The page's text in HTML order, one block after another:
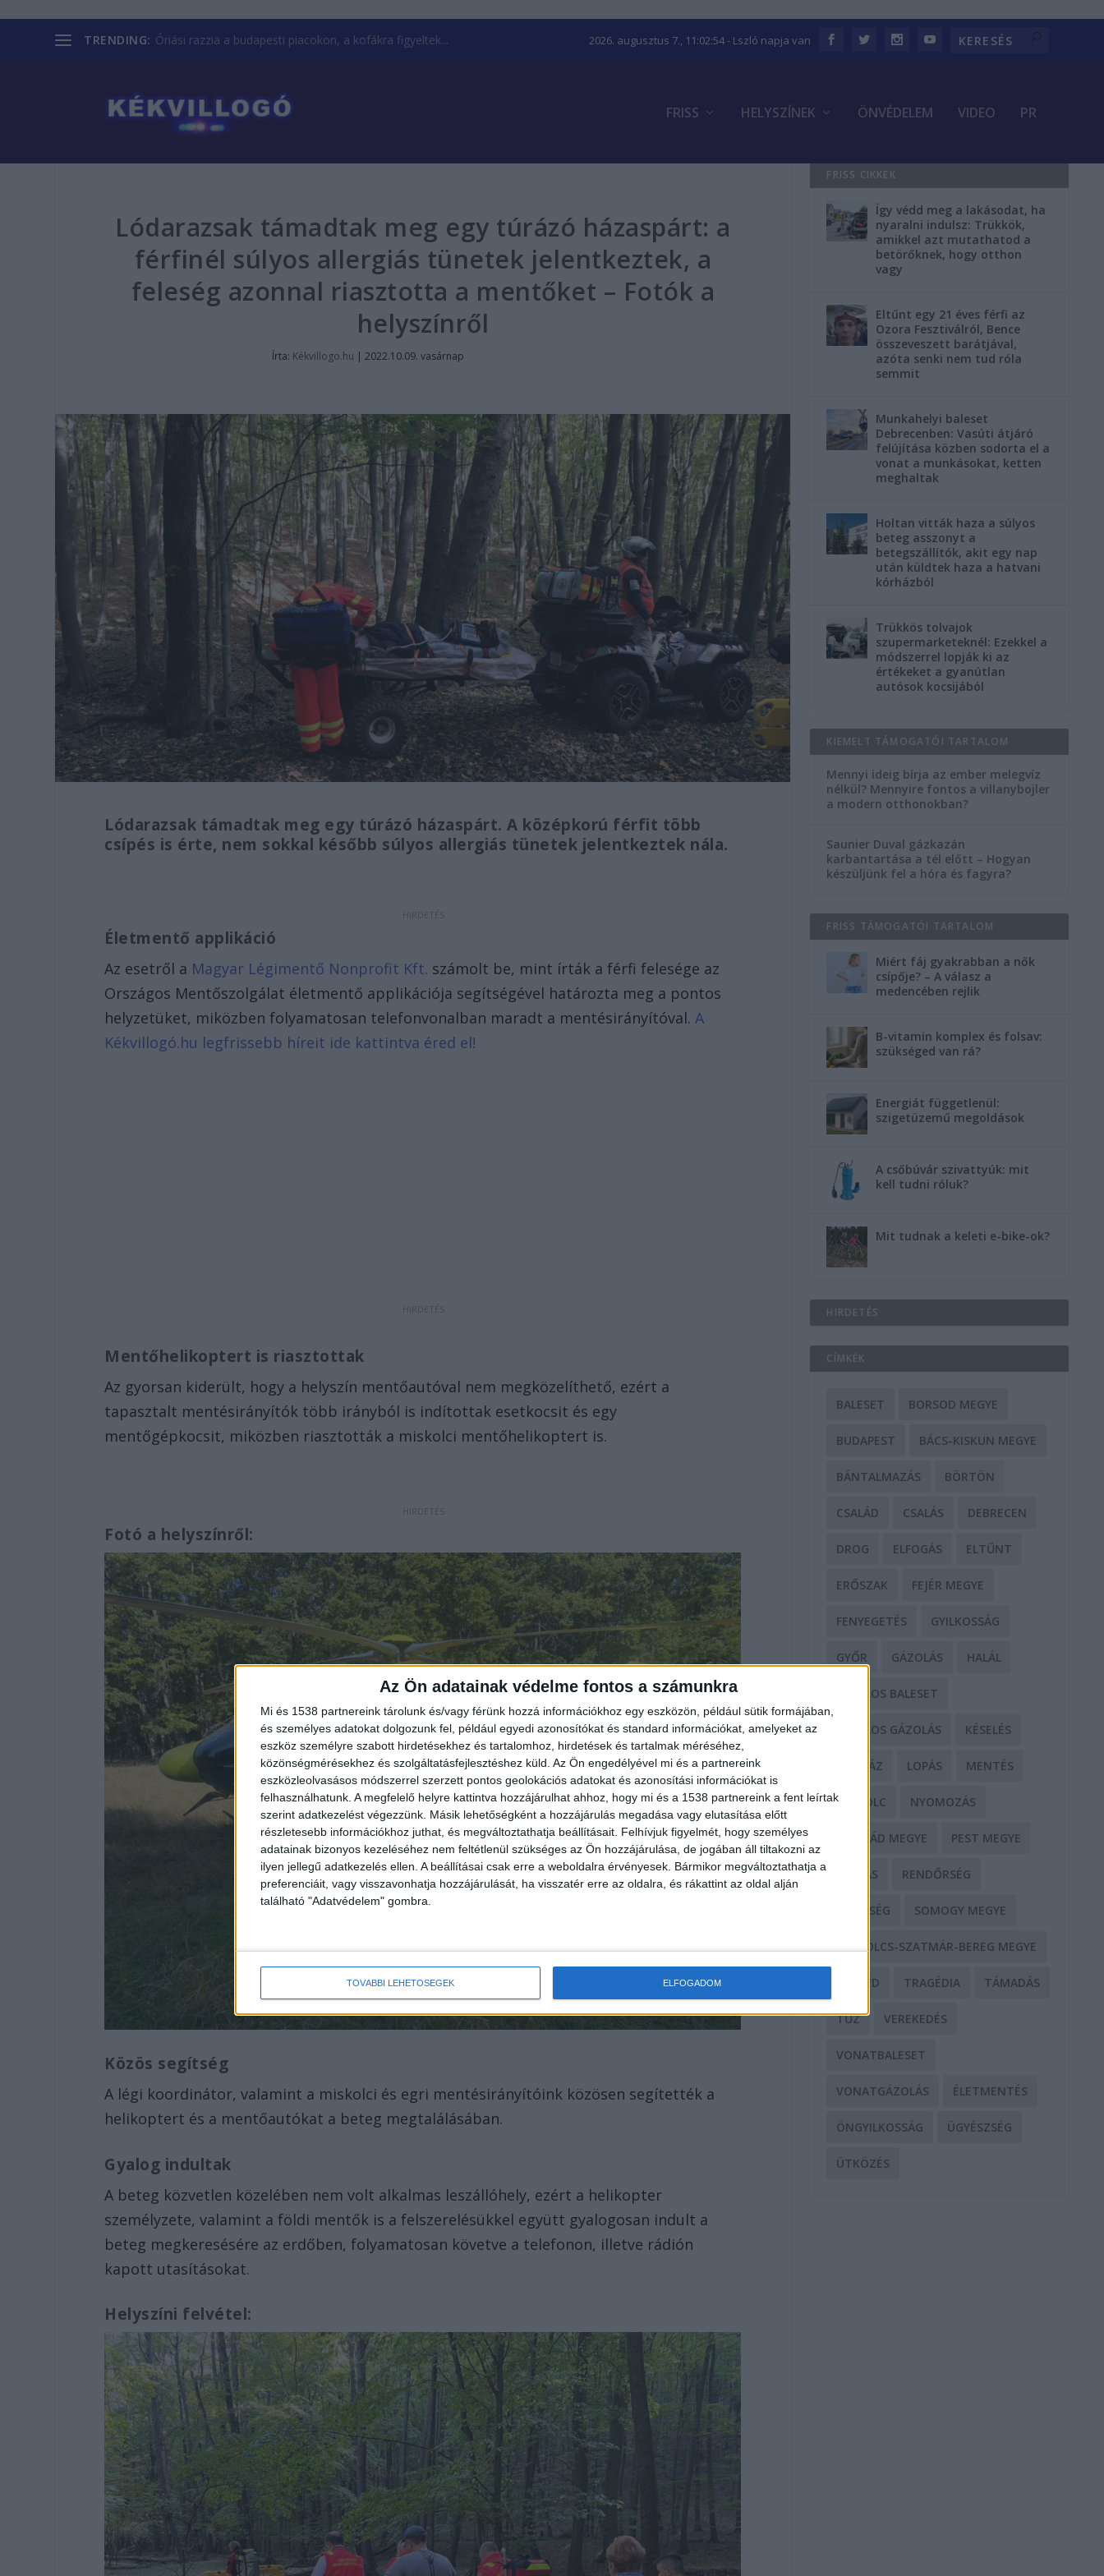
Az Ön adatainak védelme fontos a számunkra
Mi és 1538 partnereink tárolunk és/vagy férünk hozzá információkhoz egy eszközön, például sütik formájában,
és személyes adatokat dolgozunk fel, például egyedi azonosítókat és standard információkat, amelyeket az
eszköz személyre szabott hirdetésekhez és tartalomhoz, hirdetések és tartalmak méréséhez,
közönségmérésekhez és szolgáltatásfejlesztéshez küld. Az Ön engedélyével mi és a partnereink
eszközleolvasásos módszerrel szerzett pontos geolokációs adatokat és azonosítási információkat is
felhasználhatunk. A megfelelő helyre kattintva hozzájárulhat ahhoz, hogy mi és a 1538 partnereink a fent leírtak
szerint adatkezelést végezzünk. Másik lehetőségként a hozzájárulás megadása vagy elutasítása előtt
részletesebb információkhoz juthat, és megváltoztathatja beállításait. Felhívjuk figyelmét, hogy személyes
adatainak bizonyos kezeléséhez nem feltétlenül szükséges az Ön hozzájárulása, de jogában áll tiltakozni az
ilyen jellegű adatkezelés ellen. A beállításai csak erre a weboldalra érvényesek. Bármikor megváltoztathatja a
preferenciáit, vagy visszavonhatja hozzájárulását, ha visszatér erre az oldalra, és rákattint az oldal alján
található "Adatvédelem" gombra.
TOVÁBBI LEHETŐSÉGEK ELFOGADOM
TRENDING: Óriási razzia a budapesti piacokon, a kofákra figyeltek... 2026. augusztus 7., 11:02:55- Lszló napja van
FRISS HELYSZÍNEK ÖNVÉDELEM VIDEO PR
Lódarazsak támadtak meg egy túrázó házaspárt: a
férfinél súlyos allergiás tünetek jelentkeztek, a
feleség azonnal riasztotta a mentőket – Fotók a
helyszínről
Írta: Kékvillogo.hu |2022.10.09. vasárnap
Lódarazsak támadtak meg egy túrázó házaspárt. A középkorú férfit több
csípés is érte, nem sokkal később súlyos allergiás tünetek jelentkeztek nála.
Életmentő applikáció
Az esetről a Magyar Légimentő Nonprofit Kft. számolt be, mint írták a férfi felesége az
Országos Mentőszolgálat életmentő applikációja segítségével határozta meg a pontos
helyzetüket, miközben folyamatosan telefonvonalban maradt a mentésirányítóval. A
Kékvillogó.hu legfrissebb híreit ide kattintva éred el!
Mentőhelikoptert is riasztottak
Az gyorsan kiderült, hogy a helyszín mentőautóval nem megközelíthető, ezért a
tapasztalt mentésirányítók több irányból is indítottak esetkocsit és egy
mentőgépkocsit, miközben riasztották a miskolci mentőhelikoptert is.
Fotó a helyszínről:
Közös segítség
A légi koordinátor, valamint a miskolci és egri mentésirányítóink közösen segítették a
helikoptert és a mentőautókat a beteg megtalálásában.
Gyalog indultak
A beteg közvetlen közelében nem volt alkalmas leszállóhely, ezért a helikopter
személyzete, valamint a földi mentők is a felszerelésükkel együtt gyalogosan indult a
beteg megkeresésére az erdőben, folyamatosan követve a telefonon, illetve rádión
kapott utasításokat.
Helyszíni felvétel:
FRISS CIKKEK
Így védd meg a lakásodat, ha
nyaralni indulsz: Trükkök,
amikkel azt mutathatod a
betörőknek, hogy otthon
vagy
Eltűnt egy 21 éves férfi az
Ozora Fesztiválról, Bence
összeveszett barátjával,
azóta senki nem tud róla
semmit
Munkahelyi baleset
Debrecenben: Vasúti átjáró
felújítása közben sodorta el a
vonat a munkásokat, ketten
meghaltak
Holtan vitták haza a súlyos
beteg asszonyt a
betegszállítók, akit egy nap
után küldtek haza a hatvani
kórházból
Trükkös tolvajok
szupermarketeknél: Ezekkel a
módszerrel lopják ki az
értékeket a gyanútlan
autósok kocsijából
KIEMELT TÁMOGATÓI TARTALOM
Mennyi ideig bírja az ember melegvíz
nélkül? Mennyire fontos a villanybojler
a modern otthonokban?
Saunier Duval gázkazán
karbantartása a tél előtt – Hogyan
készüljünk fel a hóra és fagyra?
FRISS TÁMOGATÓI TARTALOM
Miért fáj gyakrabban a nők
csípője? – A válasz a
medencében rejlik
B-vitamin komplex és folsav:
szükséged van rá?
Energiát függetlenül:
szigetüzemű megoldások
A csőbúvár szivattyúk: mit
kell tudni róluk?
Mit tudnak a keleti e-bike-ok?
HIRDETÉS
CÍMKÉK
BALESET BORSOD MEGYE
BUDAPEST BÁCS-KISKUN MEGYE
BÁNTALMAZÁS BÖRTÖN
CSALÁD CSALÁS DEBRECEN
DROG ELFOGÁS ELTŰNT
ERŐSZAK FEJÉR MEGYE
FENYEGETÉS GYILKOSSÁG
GYŐR GÁZOLÁS HALÁL
HALÁLOS BALESET
HALÁLOS GÁZOLÁS KÉSELÉS
KÓRHÁZ LOPÁS MENTÉS
MISKOLC NYOMOZÁS
NÓGRÁD MEGYE PEST MEGYE
RABLÁS RENDŐRSÉG
SEGÍTSÉG SOMOGY MEGYE
SZABOLCS-SZATMÁR-BEREG MEGYE
SZEGED TRAGÉDIA TÁMADÁS
TŰZ VEREKEDÉS
VONATBALESET
VONATGÁZOLÁS ÉLETMENTÉS
ÖNGYILKOSSÁG ÜGYÉSZSÉG
ÜTKÖZÉS